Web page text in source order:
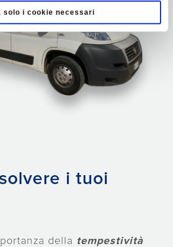
solo i cookie necessari
i tuoi
della tempestività